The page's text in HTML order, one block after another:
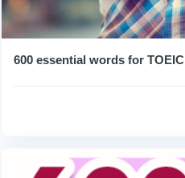
600 essential words for TOEIC